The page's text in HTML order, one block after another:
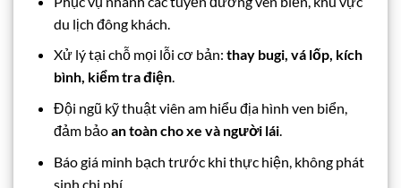
du lịch đông khách.
Xử lý tại chỗ mọi lỗi cơ bản: thay bugi, vá lốp, kích
bình, kiểm tra điện.
Đội ngũ kỹ thuật viên am hiểu địa hình ven biển,
đảm bảoan toàn cho xe và người lái.
Báo giá minh bạch trước khi thực hiện, không phát
sinh chi phí.